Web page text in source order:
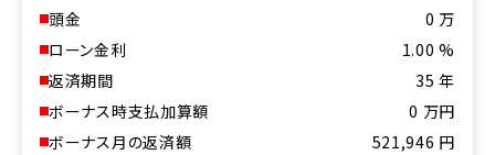
頭金 0 万
ローン金利
1.00 %
返済期間
35 年
ボーナス時支払加算額
0 万円
ボーナス月の返済額
521,946 円